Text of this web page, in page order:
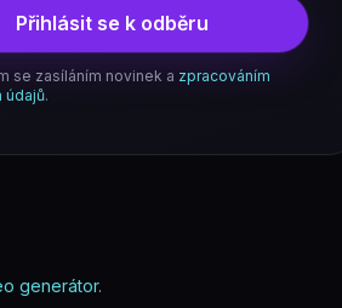
Přihlásit se k odběru
se zasíláním novinek a zpracováním
údajů.
generátor.